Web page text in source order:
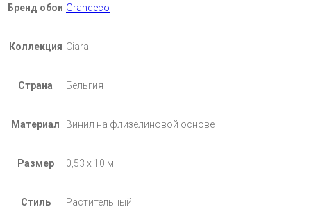
Бренд обои Grandeco
Коллекция Ciara
Страна Бельгия
Материал Винил на флизелиновой основе
Размер 0,53 х 10 м
Стиль Растительный